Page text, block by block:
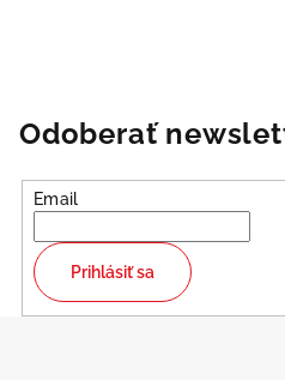
Odoberať
Email
Prihlásiť sa